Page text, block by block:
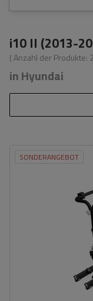
i10 II (2013-
( Anzahl der Produkte: 2
in Hyundai
SONDERANGEBOT
universelles